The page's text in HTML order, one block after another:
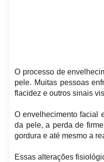
O processo de
pele. Muitas pessoas
flacidez e outros sinais
O envelhecimento facial
da pele, a perda de
gordura e até mesmo a
Essas alterações